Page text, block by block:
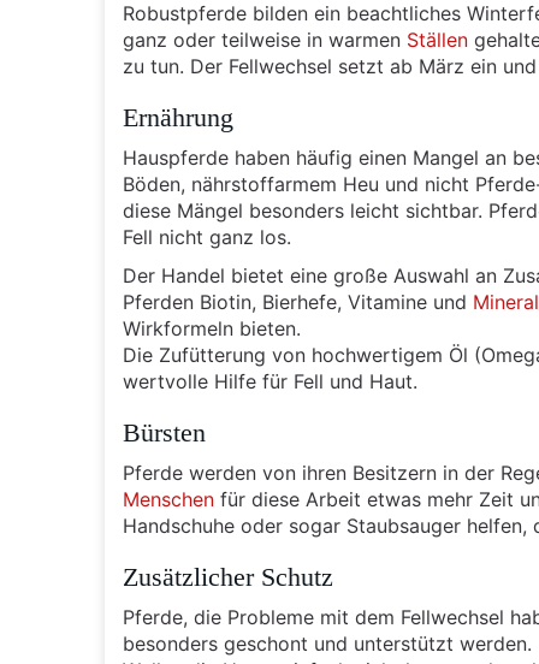
Robustpferde bilden ein beachtliches
ganz oder teilweise in warmen Ställen
zu tun. Der Fellwechsel setzt ab März ein
Ernährung
Hauspferde haben häufig einen Mangel an
Böden, nährstoffarmem Heu und nicht
diese Mängel besonders leicht sichtbar.
Fell nicht ganz los.
Der Handel bietet eine große Auswahl an
Pferden Biotin, Bierhefe, Vitamine und
Wirkformeln bieten.
Die Zufütterung von hochwertigem Öl
wertvolle Hilfe für Fell und Haut.
Bürsten
Pferde werden von ihren Besitzern in der
Menschen für diese Arbeit etwas mehr Zeit
Handschuhe oder sogar Staubsauger
Zusätzlicher Schutz
Pferde, die Probleme mit dem Fellwechsel
besonders geschont und unterstützt werden.